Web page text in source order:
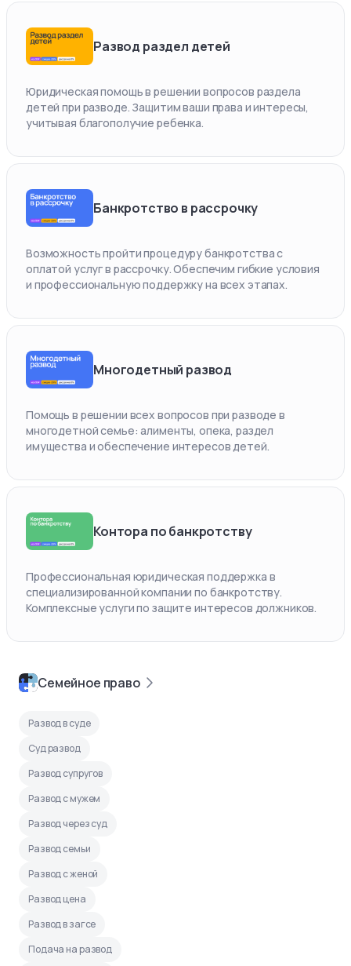
Развод раздел детей
Юридическая помощь в решении вопросов раздела
детей при разводе. Защитим ваши права и интересы,
учитывая благополучие ребенка.
Банкротство в рассрочку
Возможность пройти процедуру банкротства с
оплатой услуг в рассрочку. Обеспечим гибкие условия
и профессиональную поддержку на всех этапах.
Многодетный развод
Помощь в решении всех вопросов при разводе в
многодетной семье: алименты, опека, раздел
имущества и обеспечение интересов детей.
Контора по банкротству
Профессиональная юридическая поддержка в
специализированной компании по банкротству.
Комплексные услуги по защите интересов должников.
Семейное право
Развод в суде
Суд развод
Развод супругов
Развод с мужем
Развод через суд
Развод семьи
Развод с женой
Развод цена
Развод в загсе
Подача на развод